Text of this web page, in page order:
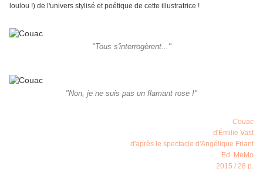
loulou !) de l'univers stylisé et poétique de cette illustratrice !
"Tous s'interrogèrent..."
"Non, je ne suis pas un flamant rose !"
Couac
d'Émilie Vast
d'après le spectacle d'Angélique Friant
Ed. MeMo
2015 / 28 p.